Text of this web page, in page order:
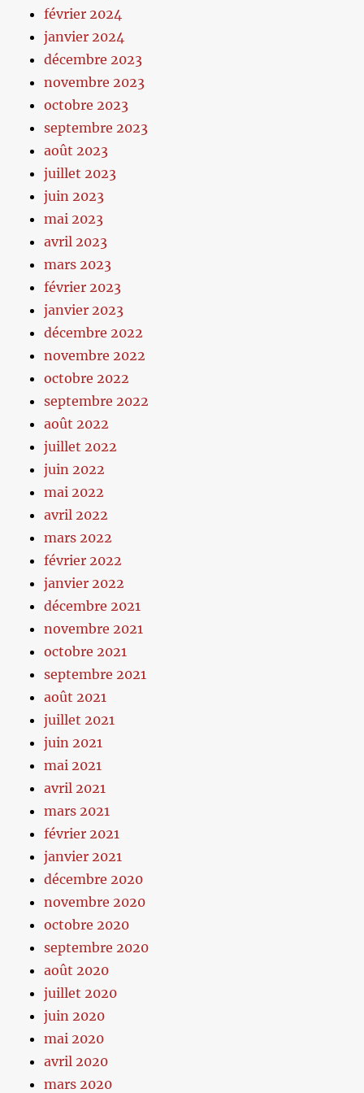
février 2024
janvier 2024
décembre 2023
novembre 2023
octobre 2023
septembre 2023
août 2023
juillet 2023
juin 2023
mai 2023
avril 2023
mars 2023
février 2023
janvier 2023
décembre 2022
novembre 2022
octobre 2022
septembre 2022
août 2022
juillet 2022
juin 2022
mai 2022
avril 2022
mars 2022
février 2022
janvier 2022
décembre 2021
novembre 2021
octobre 2021
septembre 2021
août 2021
juillet 2021
juin 2021
mai 2021
avril 2021
mars 2021
février 2021
janvier 2021
décembre 2020
novembre 2020
octobre 2020
septembre 2020
août 2020
juillet 2020
juin 2020
mai 2020
avril 2020
mars 2020